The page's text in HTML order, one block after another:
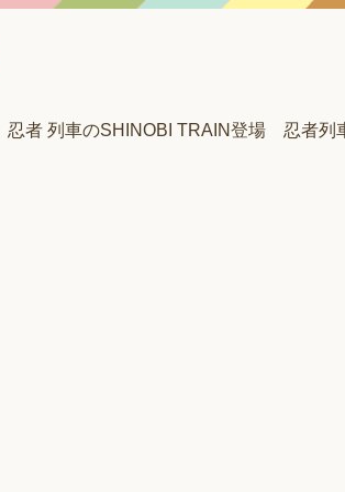
忍者 列車のSHINOBI TRAIN登場 忍者列